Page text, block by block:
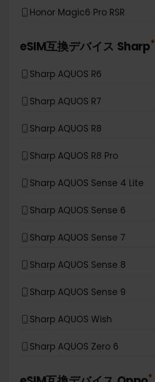
Honor Magic6 Pro RSR
eSIM互換デバイス Sharp*
Sharp AQUOS R6
Sharp AQUOS R7
Sharp AQUOS R8
Sharp AQUOS R8 Pro
Sharp AQUOS Sense 4 Lite
Sharp AQUOS Sense 6
Sharp AQUOS Sense 7
Sharp AQUOS Sense 8
Sharp AQUOS Sense 9
Sharp AQUOS Wish
Sharp AQUOS Zero 6
*